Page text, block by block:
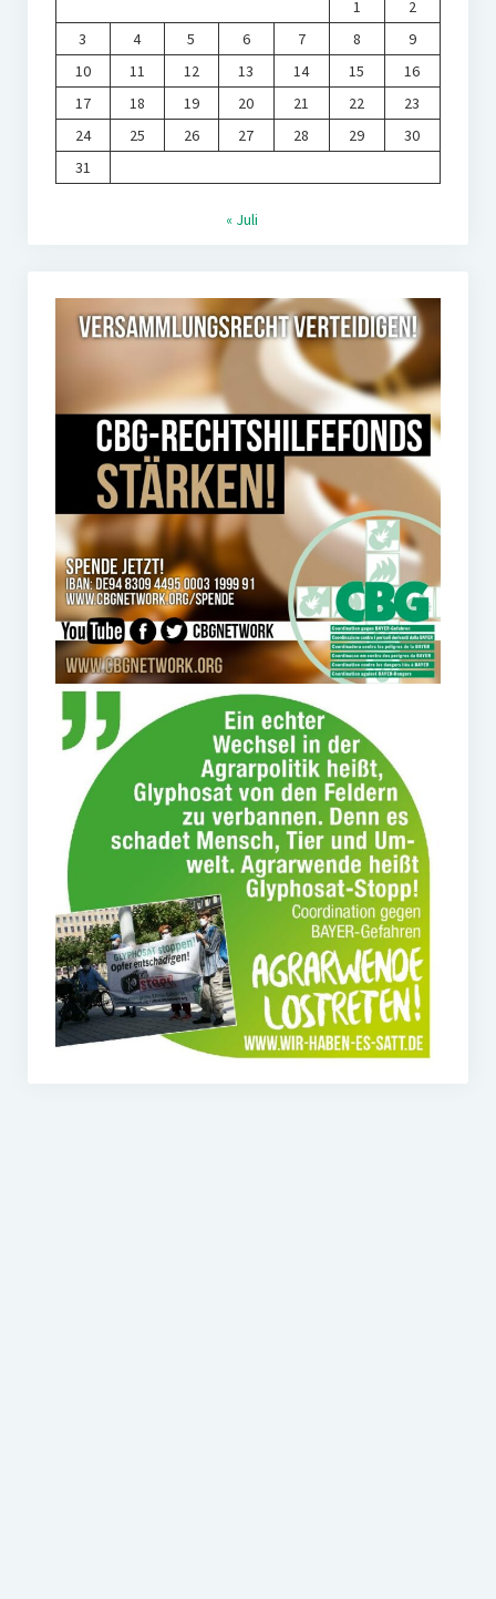
1
2
3
4 5 6 7 8
9
10
11 12 13 14 15
16
17
18 19 20 21 22
23
24
25 26 27 28 29
30
31
« Juli